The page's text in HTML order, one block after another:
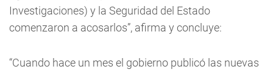
Investigaciones) y la Seguridad del Estado
comenzaron a acosarlos”, afirma y concluye:
“Cuando hace un mes el gobierno publicó las nuevas